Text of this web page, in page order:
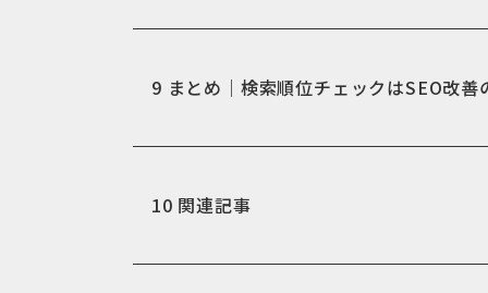
9 まとめ｜検索順位チェックはSEO改善
10 関連記事